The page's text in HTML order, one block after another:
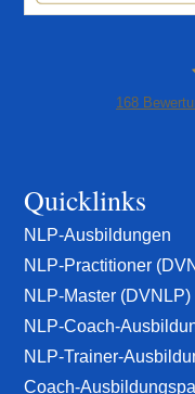
168
Quicklinks
NLP-Ausbildungen
NLP-Practitioner
NLP-Master (DVNLP)
NLP-Coach-
NLP-Trainer-
Coach-